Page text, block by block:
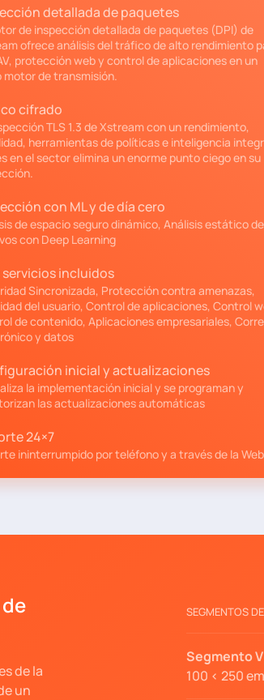
detallada de paquetes
de inspección detallada de paquetes (DPI) de
ofrece análisis del tráfico de alto rendimiento
protección web y control de aplicaciones en un
motor de transmisión.
cifrado
TLS 1.3 de Xstream con un rendimiento,
herramientas de políticas e inteligencia
en el sector elimina un enorme punto ciego en su
con ML y de día cero
de espacio seguro dinámico, Análisis estático de
con Deep Learning
incluidos
Sincronizada, Protección contra amenazas,
del usuario, Control de aplicaciones, Control
de contenido, Aplicaciones empresariales,
y datos
inicial y actualizaciones
la implementación inicial y se programan y
las actualizaciones automáticas
24×7
ininterrumpido por teléfono y a través de la Web
de la
un
SEGMENTOS
Segmento V
100 < 250